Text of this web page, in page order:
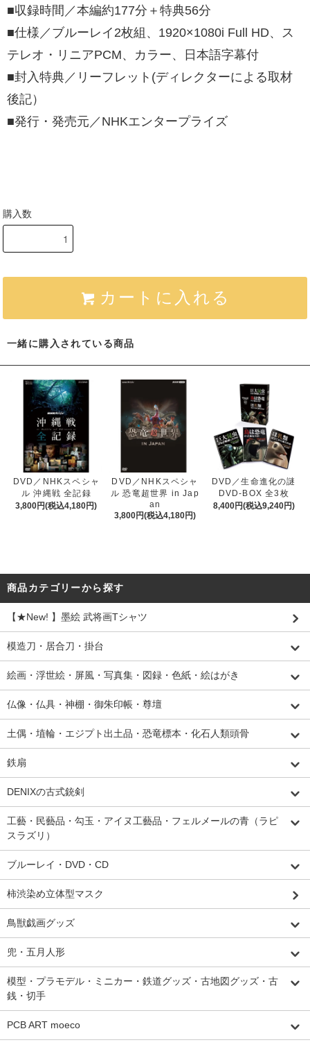
■収録時間／本編約177分＋特典56分
■仕様／ブルーレイ2枚組、1920×1080i Full HD、ス
テレオ・リニアPCM、カラー、日本語字幕付
■封入特典／リーフレット(ディレクターによる取材
後記）
■発行・発売元／NHKエンタープライズ
購入数
カートに入れる
一緒に購入されている商品
DVD／NHKスペシャ
ル 沖縄戦 全記録
3,800円(税込4,180円)
DVD／NHKスペシャ
ル 恐竜超世界 in Jap
an
3,800円(税込4,180円)
DVD／生命進化の謎
DVD-BOX 全3枚
8,400円(税込9,240円)
商品カテゴリーから探す
【★New! 】墨絵 武将画Tシャツ
模造刀・居合刀・掛台
絵画・浮世絵・屏風・写真集・図録・色紙・絵はがき
仏像・仏具・神棚・御朱印帳・尊壇
土偶・埴輪・エジプト出土品・恐竜標本・化石人類頭骨
鉄扇
DENIXの古式銃剣
工藝・民藝品・勾玉・アイヌ工藝品・フェルメールの青（ラピ
スラズリ）
ブルーレイ・DVD・CD
柿渋染め立体型マスク
鳥獣戯画グッズ
兜・五月人形
模型・プラモデル・ミニカー・鉄道グッズ・古地図グッズ・古
銭・切手
PCB ART moeco